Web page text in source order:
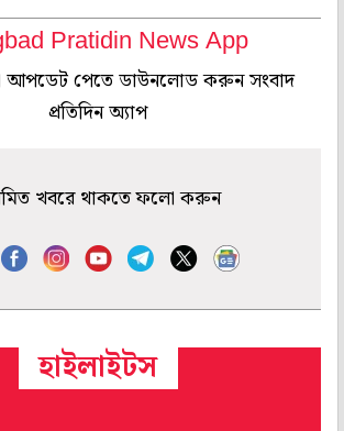
Pratidin News App
আপডেট পেতে ডাউনলোড করুন সংবাদ
প্রতিদিন অ্যাপ
খবরে থাকতে ফলো করুন
হাইলাইটস